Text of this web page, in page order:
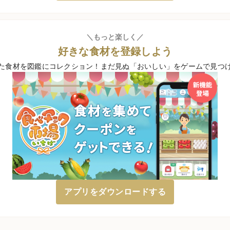
＼もっと楽しく／
好きな食材を登録しよう
食材を図鑑にコレクション！ まだ見ぬ「おいしい」をゲームで見つ
アプリをダウンロードする